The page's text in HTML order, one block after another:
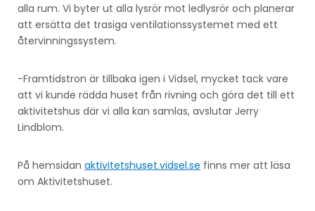
alla rum. Vi byter ut alla lysrör mot ledlysrör och planerar
att ersätta det trasiga ventilationssystemet med ett
återvinningssystem.
-Framtidstron är tillbaka igen i Vidsel, mycket tack vare
att vi kunde rädda huset från rivning och göra det till ett
aktivitetshus där vi alla kan samlas, avslutar Jerry
Lindblom.
På hemsidan aktivitetshuset.vidsel.se finns mer att läsa
om Aktivitetshuset.